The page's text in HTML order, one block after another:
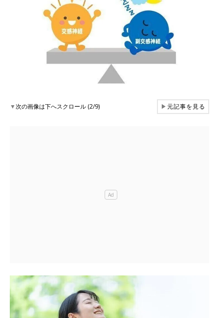
▼次の画像は下へスクロール (2/9) ▶元記事を見る